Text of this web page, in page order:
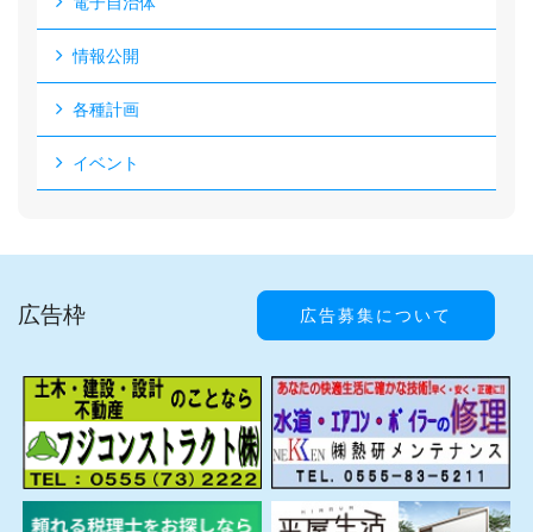
情報公開
各種計画
イベント
広告枠 広告募集について